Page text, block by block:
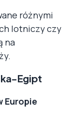
różnymi
lotniczy czy
na
Egipt
Europie